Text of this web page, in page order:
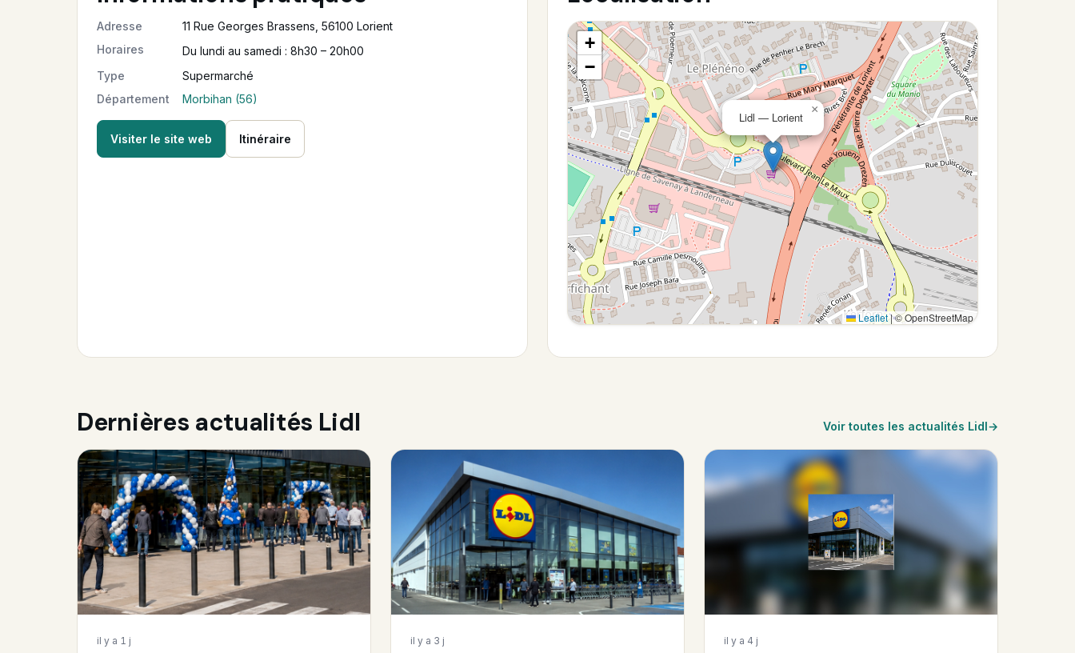
Adresse
11 Rue Georges Brassens, 56100 Lorient
Horaires
Du lundi au samedi : 8h30 – 20h00
Type
Supermarché
Département
Morbihan (56)
Visiter le site web Itinéraire
Lidl — Lorient
×
+
−
Leaflet|© OpenStreetMap
Dernières actualités Lidl Voir toutes les actualités Lidl
il y a 1 j il y a 3 j il y a 4 j